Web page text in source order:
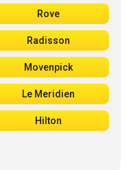
Rove
Radisson
Movenpick
Le Meridien
Hilton